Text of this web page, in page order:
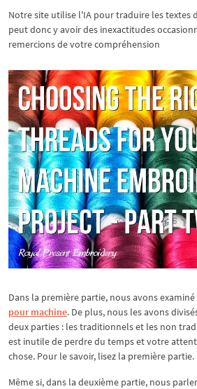
Notre site utilise l'IA pour traduire les textes
peut donc y avoir des inexactitudes
remercions de votre compréhension
Dans la première partie, nous avons examiné
pour machine. De plus, nous les avons
deux parties : les traditionnels et les non
est inutile de perdre du temps et votre
chose. Pour le savoir, lisez la première partie.
Même si, dans la deuxième partie, nous